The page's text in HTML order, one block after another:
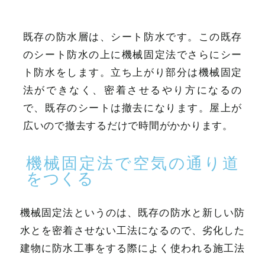
既存の防水層は、シート防水です。この既存
のシート防水の上に機械固定法でさらにシー
ト防水をします。立ち上がり部分は機械固定
法ができなく、密着させるやり方になるの
で、既存のシートは撤去になります。屋上が
広いので撤去するだけで時間がかかります。
機械固定法で空気の通り道
をつくる
機械固定法というのは、既存の防水と新しい防
水とを密着させない工法になるので、劣化した
建物に防水工事をする際によく使われる施工法